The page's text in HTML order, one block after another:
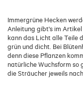
Immergrüne Hecken
Anleitung gibt's im Artikel
kann das Licht alle Teile
grün und dicht. Bei
denn diese Pflanzen
natürliche Wuchsform so
die Sträucher jeweils